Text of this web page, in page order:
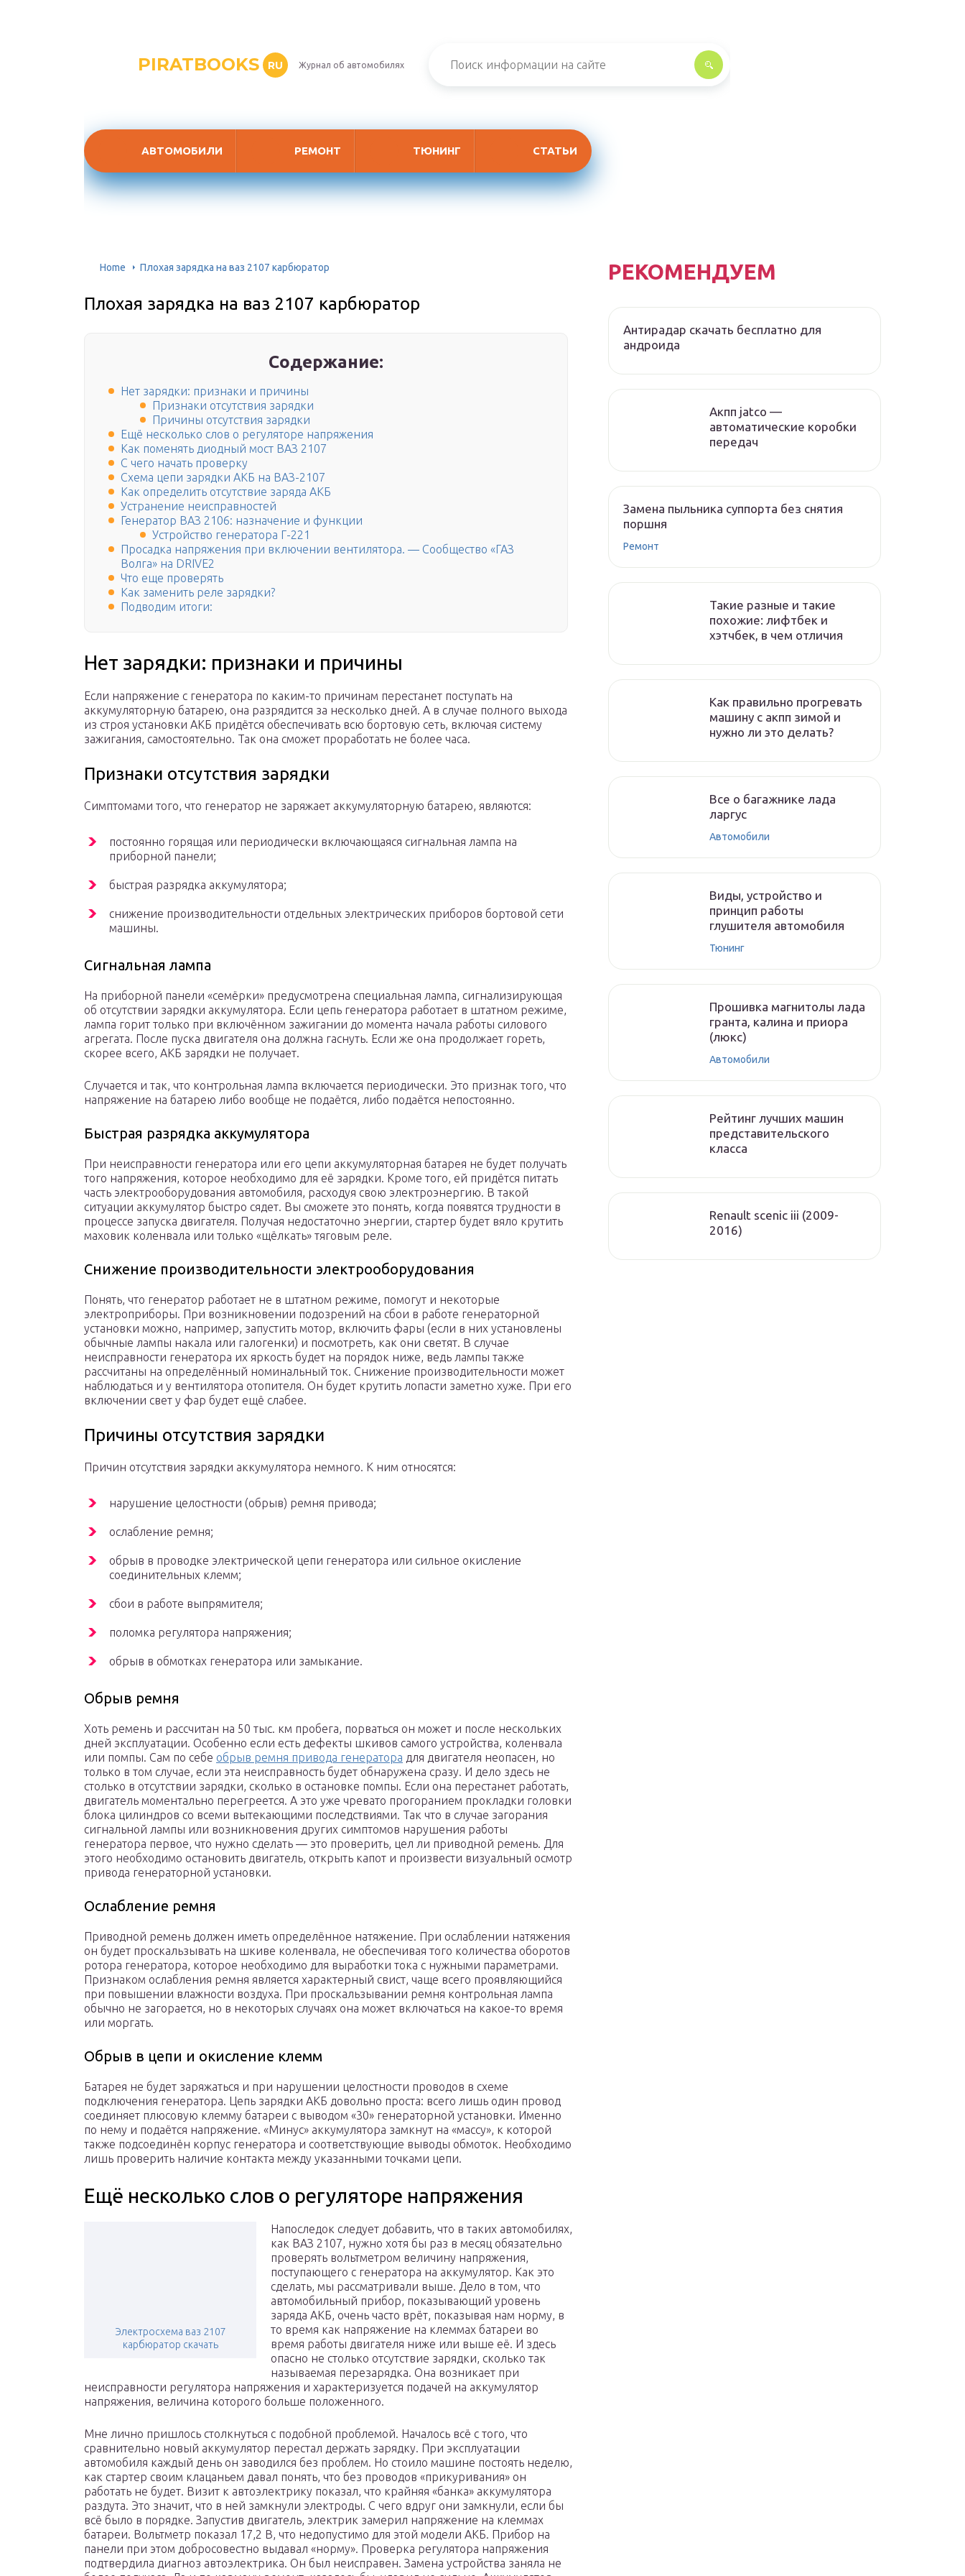
PIRATBOOKS RU Журнал об автомобилях
АВТОМОБИЛИ РЕМОНТ ТЮНИНГ СТАТЬИ
Home Плохая зарядка на ваз 2107 карбюратор
Плохая зарядка на ваз 2107 карбюратор
Содержание:
Нет зарядки: признаки и причины
Признаки отсутствия зарядки
Причины отсутствия зарядки
Ещё несколько слов о регуляторе напряжения
Как поменять диодный мост ВАЗ 2107
С чего начать проверку
Схема цепи зарядки АКБ на ВАЗ-2107
Как определить отсутствие заряда АКБ
Устранение неисправностей
Генератор ВАЗ 2106: назначение и функции
Устройство генератора Г-221
Просадка напряжения при включении вентилятора. — Сообщество «ГАЗ
Волга» на DRIVE2
Что еще проверять
Как заменить реле зарядки?
Подводим итоги:
Нет зарядки: признаки и причины
Если напряжение с генератора по каким-то причинам перестанет поступать на
аккумуляторную батарею, она разрядится за несколько дней. А в случае полного выхода
из строя установки АКБ придётся обеспечивать всю бортовую сеть, включая систему
зажигания, самостоятельно. Так она сможет проработать не более часа.
Признаки отсутствия зарядки
Симптомами того, что генератор не заряжает аккумуляторную батарею, являются:
постоянно горящая или периодически включающаяся сигнальная лампа на
приборной панели;
быстрая разрядка аккумулятора;
снижение производительности отдельных электрических приборов бортовой сети
машины.
Сигнальная лампа
На приборной панели «семёрки» предусмотрена специальная лампа, сигнализирующая
об отсутствии зарядки аккумулятора. Если цепь генератора работает в штатном режиме,
лампа горит только при включённом зажигании до момента начала работы силового
агрегата. После пуска двигателя она должна гаснуть. Если же она продолжает гореть,
скорее всего, АКБ зарядки не получает.
Случается и так, что контрольная лампа включается периодически. Это признак того, что
напряжение на батарею либо вообще не подаётся, либо подаётся непостоянно.
Быстрая разрядка аккумулятора
При неисправности генератора или его цепи аккумуляторная батарея не будет получать
того напряжения, которое необходимо для её зарядки. Кроме того, ей придётся питать
часть электрооборудования автомобиля, расходуя свою электроэнергию. В такой
ситуации аккумулятор быстро сядет. Вы сможете это понять, когда появятся трудности в
процессе запуска двигателя. Получая недостаточно энергии, стартер будет вяло крутить
маховик коленвала или только «щёлкать» тяговым реле.
Снижение производительности электрооборудования
Понять, что генератор работает не в штатном режиме, помогут и некоторые
электроприборы. При возникновении подозрений на сбои в работе генераторной
установки можно, например, запустить мотор, включить фары (если в них установлены
обычные лампы накала или галогенки) и посмотреть, как они светят. В случае
неисправности генератора их яркость будет на порядок ниже, ведь лампы также
рассчитаны на определённый номинальный ток. Снижение производительности может
наблюдаться и у вентилятора отопителя. Он будет крутить лопасти заметно хуже. При его
включении свет у фар будет ещё слабее.
Причины отсутствия зарядки
Причин отсутствия зарядки аккумулятора немного. К ним относятся:
нарушение целостности (обрыв) ремня привода;
ослабление ремня;
обрыв в проводке электрической цепи генератора или сильное окисление
соединительных клемм;
сбои в работе выпрямителя;
поломка регулятора напряжения;
обрыв в обмотках генератора или замыкание.
Обрыв ремня
Хоть ремень и рассчитан на 50 тыс. км пробега, порваться он может и после нескольких
дней эксплуатации. Особенно если есть дефекты шкивов самого устройства, коленвала
или помпы. Сам по себе обрыв ремня привода генератора для двигателя неопасен, но
только в том случае, если эта неисправность будет обнаружена сразу. И дело здесь не
столько в отсутствии зарядки, сколько в остановке помпы. Если она перестанет работать,
двигатель моментально перегреется. А это уже чревато прогоранием прокладки головки
блока цилиндров со всеми вытекающими последствиями. Так что в случае загорания
сигнальной лампы или возникновения других симптомов нарушения работы
генератора первое, что нужно сделать — это проверить, цел ли приводной ремень. Для
этого необходимо остановить двигатель, открыть капот и произвести визуальный осмотр
привода генераторной установки.
Ослабление ремня
Приводной ремень должен иметь определённое натяжение. При ослаблении натяжения
он будет проскальзывать на шкиве коленвала, не обеспечивая того количества оборотов
ротора генератора, которое необходимо для выработки тока с нужными параметрами.
Признаком ослабления ремня является характерный свист, чаще всего проявляющийся
при повышении влажности воздуха. При проскальзывании ремня контрольная лампа
обычно не загорается, но в некоторых случаях она может включаться на какое-то время
или моргать.
Обрыв в цепи и окисление клемм
Батарея не будет заряжаться и при нарушении целостности проводов в схеме
подключения генератора. Цепь зарядки АКБ довольно проста: всего лишь один провод
соединяет плюсовую клемму батареи с выводом «30» генераторной установки. Именно
по нему и подаётся напряжение. «Минус» аккумулятора замкнут на «массу», к которой
также подсоединён корпус генератора и соответствующие выводы обмоток. Необходимо
лишь проверить наличие контакта между указанными точками цепи.
Ещё несколько слов о регуляторе напряжения
Электросхема ваз 2107
карбюратор скачать
Напоследок следует добавить, что в таких автомобилях,
как ВАЗ 2107, нужно хотя бы раз в месяц обязательно
проверять вольтметром величину напряжения,
поступающего с генератора на аккумулятор. Как это
сделать, мы рассматривали выше. Дело в том, что
автомобильный прибор, показывающий уровень
заряда АКБ, очень часто врёт, показывая нам норму, в
то время как напряжение на клеммах батареи во
время работы двигателя ниже или выше её. И здесь
опасно не столько отсутствие зарядки, сколько так
называемая перезарядка. Она возникает при
неисправности регулятора напряжения и характеризуется подачей на аккумулятор
напряжения, величина которого больше положенного.
Мне лично пришлось столкнуться с подобной проблемой. Началось всё с того, что
сравнительно новый аккумулятор перестал держать зарядку. При эксплуатации
автомобиля каждый день он заводился без проблем. Но стоило машине постоять неделю,
как стартер своим клацаньем давал понять, что без проводов «прикуривания» он
работать не будет. Визит к автоэлектрику показал, что крайняя «банка» аккумулятора
раздута. Это значит, что в ней замкнули электроды. С чего вдруг они замкнули, если бы
всё было в порядке. Запустив двигатель, электрик замерил напряжение на клеммах
батареи. Вольтметр показал 17,2 В, что недопустимо для этой модели АКБ. Прибор на
панели при этом добросовестно выдавал «норму». Проверка регулятора напряжения
подтвердила диагноз автоэлектрика. Он был неисправен. Замена устройства заняла не
РЕКОМЕНДУЕМ
Антирадар скачать бесплатно для
андроида
Акпп jatco —
автоматические коробки
передач
Замена пыльника суппорта без снятия
поршня
Ремонт
Такие разные и такие
похожие: лифтбек и
хэтчбек, в чем отличия
Как правильно прогревать
машину с акпп зимой и
нужно ли это делать?
Все о багажнике лада
ларгус
Автомобили
Виды, устройство и
принцип работы
глушителя автомобиля
Тюнинг
Прошивка магнитолы лада
гранта, калина и приора
(люкс)
Автомобили
Рейтинг лучших машин
представительского
класса
Renault scenic iii (2009-
2016)